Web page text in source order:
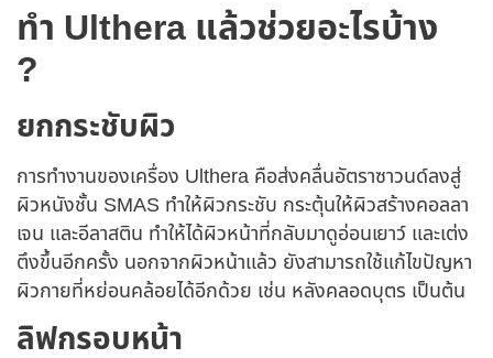
ทำ Ulthera แล้วช่วยอะไรบ้าง
?
ยกกระชับผิว
การทำงานของเครื่อง Ulthera คือส่งคลื่นอัตราซาวนด์ลงสู่
ผิวหนังชั้น SMAS ทำให้ผิวกระชับ กระตุ้นให้ผิวสร้างคอลลา
เจน และอีลาสติน ทำให้ได้ผิวหน้าที่กลับมาดูอ่อนเยาว์ และเต่ง
ตึงขึ้นอีกครั้ง นอกจากผิวหน้าแล้ว ยังสามารถใช้แก้ไขปัญหา
ผิวกายที่หย่อนคล้อยได้อีกด้วย เช่น หลังคลอดบุตร เป็นต้น
ลิฟกรอบหน้า